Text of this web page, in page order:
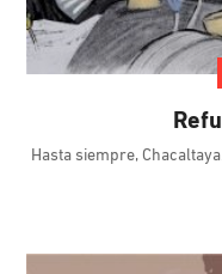
Hasta siempre,